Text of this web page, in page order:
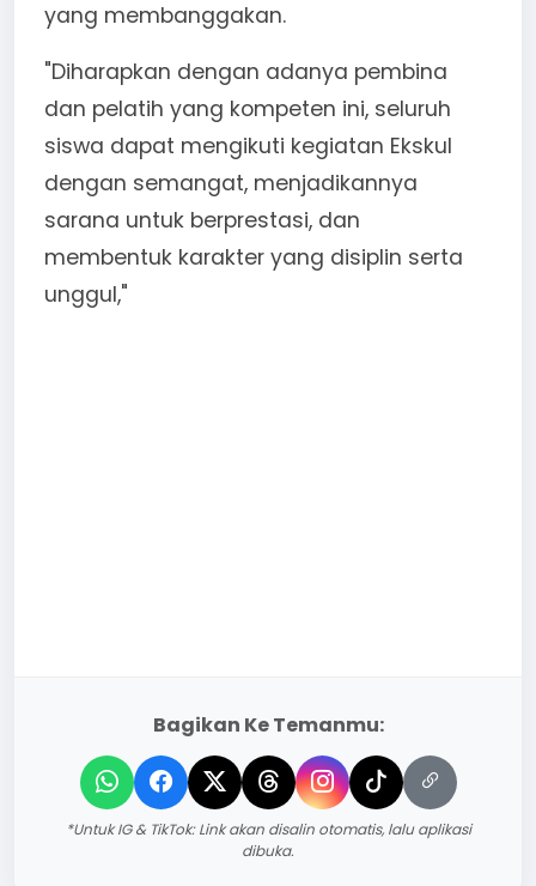
yang membanggakan.
"Diharapkan dengan adanya pembina
dan pelatih yang kompeten ini, seluruh
siswa dapat mengikuti kegiatan Ekskul
dengan semangat, menjadikannya
sarana untuk berprestasi, dan
membentuk karakter yang disiplin serta
unggul,"
Bagikan Ke Temanmu:
*Untuk IG & TikTok: Link akan disalin otomatis, lalu aplikasi
dibuka.